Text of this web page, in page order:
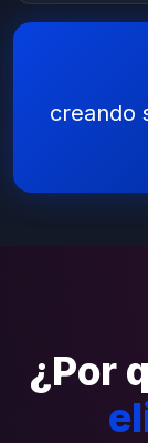
creando
¿Por